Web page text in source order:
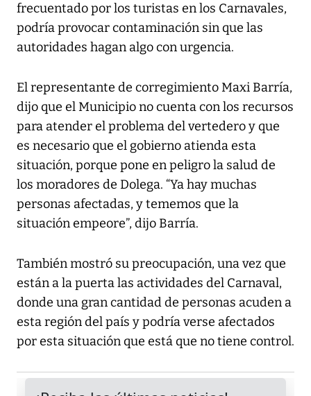
frecuentado por los turistas en los Carnavales,
podría provocar contaminación sin que las
autoridades hagan algo con urgencia.
El representante de corregimiento Maxi Barría,
dijo que el Municipio no cuenta con los recursos
para atender el problema del vertedero y que
es necesario que el gobierno atienda esta
situación, porque pone en peligro la salud de
los moradores de Dolega. “Ya hay muchas
personas afectadas, y tememos que la
situación empeore”, dijo Barría.
También mostró su preocupación, una vez que
están a la puerta las actividades del Carnaval,
donde una gran cantidad de personas acuden a
esta región del país y podría verse afectados
por esta situación que está que no tiene control.